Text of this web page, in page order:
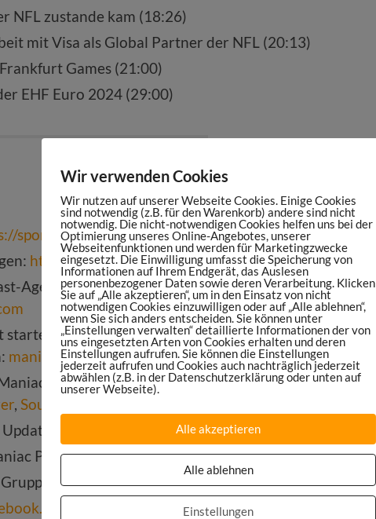
NFL zustande kam (18:26)
mit Visa als Global Partner der NFL (20:13)
Games (21:00)
EHF Euro 2024 (29:00)
sportsmaniac.de/episode430
https://sportsmaniac.de/books
Agentur Maniac Studios:
starten oder als Partner im Sports Maniac Podcast
maniacstudios.com
Podcast aufApple Podcasts,Google
, Soundcloud
https://sportsmaniac.de/weekly-update
Podcast:https://sportsmaniac.de/bewertung
https://sportsmaniac.de/community
sportsmaniacDE
Wir verwenden Cookies
Wir nutzen auf unserer Webseite Cookies. Einige Cookies
sind notwendig (z.B. für den Warenkorb) andere sind nicht
notwendig. Die nicht-notwendigen Cookies helfen uns bei der
Optimierung unseres Online-Angebotes, unserer
Webseitenfunktionen und werden für Marketingzwecke
eingesetzt. Die Einwilligung umfasst die Speicherung von
Informationen auf Ihrem Endgerät, das Auslesen
personenbezogener Daten sowie deren Verarbeitung. Klicken
Sie auf „Alle akzeptieren“, um in den Einsatz von nicht
notwendigen Cookies einzuwilligen oder auf „Alle ablehnen“,
wenn Sie sich anders entscheiden. Sie können unter
„Einstellungen verwalten“ detaillierte Informationen der von
uns eingesetzten Arten von Cookies erhalten und deren
Einstellungen aufrufen. Sie können die Einstellungen
jederzeit aufrufen und Cookies auch nachträglich jederzeit
abwählen (z.B. in der Datenschutzerklärung oder unten auf
unserer Webseite).
Alle akzeptieren
Alle ablehnen
Einstellungen